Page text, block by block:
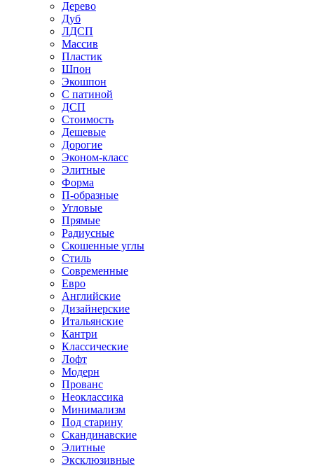
Дерево
Дуб
ЛДСП
Массив
Пластик
Шпон
Экошпон
С патиной
ДСП
Стоимость
Дешевые
Дорогие
Эконом-класс
Элитные
Форма
П-образные
Угловые
Прямые
Радиусные
Скошенные углы
Стиль
Современные
Евро
Английские
Дизайнерские
Итальянские
Кантри
Классические
Лофт
Модерн
Прованс
Неоклассика
Минимализм
Под старину
Скандинавские
Элитные
Эксклюзивные